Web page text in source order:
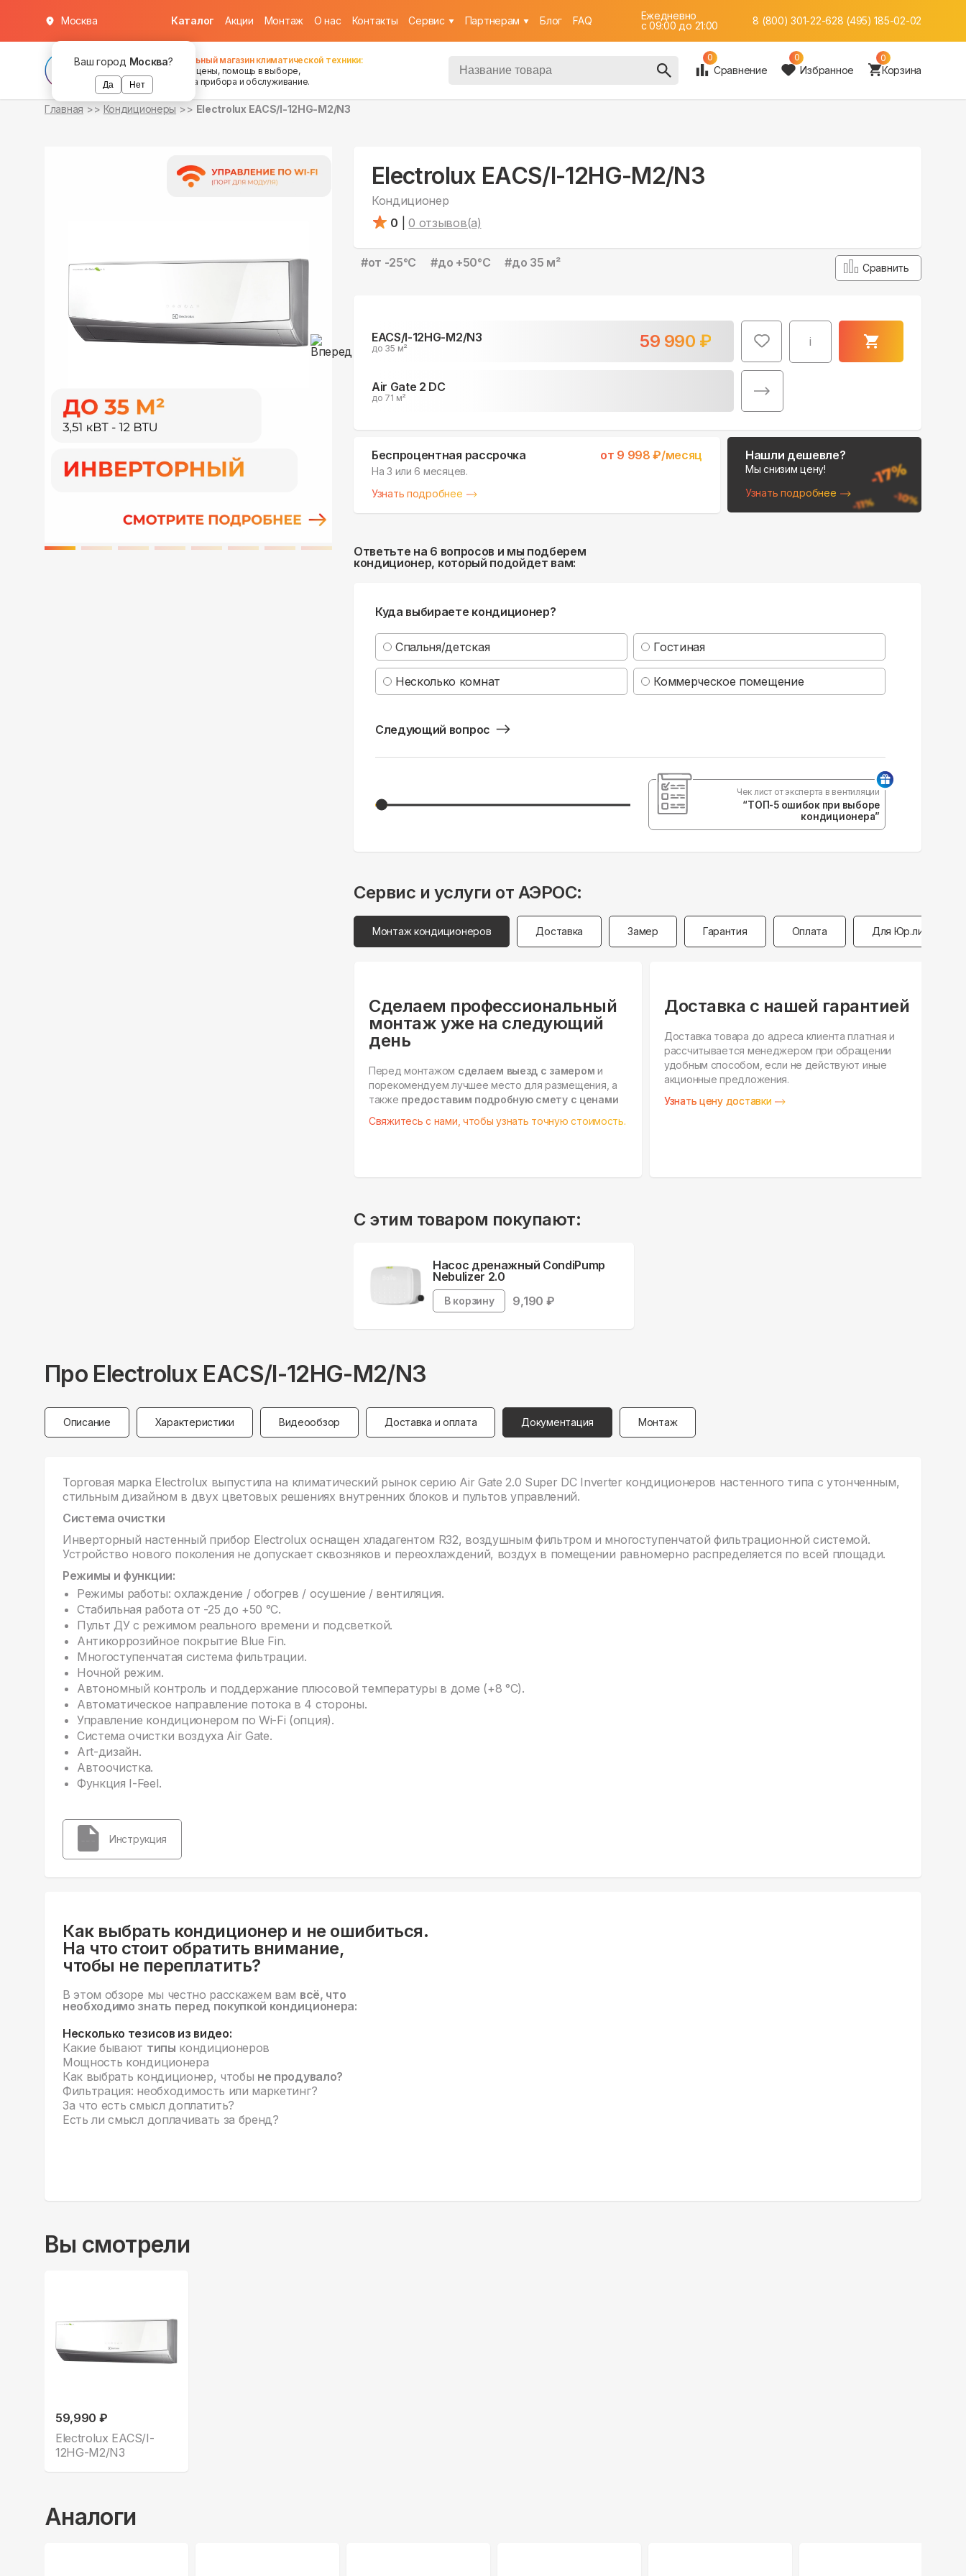
Ваш город Москва?
Да Нет
Москва Каталог Акции Монтаж О нас Контакты Cервис Партнерам Блог FAQ
Ежедневно
c 09:00 до 21:00
8 (800) 301-22-628 (495) 185-02-02
Федеральный магазин климатической техники:
хорошие цены, помощь в выборе,
установка прибора и обслуживание.
0
Сравнение
0
Избранное
0
Корзина
Главная Кондиционеры Electrolux EACS/I-12HG-M2/N3
Поможем выбрать
место для монтажа:
В Telegram
Electrolux EACS/I-12HG-M2/N3
Кондиционер
0
0 отзывов(а)
#от -25°С #до +50°С #до 35 м² Сравнить
EACS/I-12HG-M2/N3
до 35 м² 59 990 ₽ i
в наличии
Air Gate 2 DC
до 71 м²
в наличии
Беспроцентная рассрочка от 9 998 ₽/месяц
На 3 или 6 месяцев.
Узнать подробнее
Нашли дешевле?
Мы снизим цену!
Узнать подробнее
Ответьте на 6 вопросов и мы подберем
кондиционер, который подойдет вам:
Куда выбираете кондиционер?
Спальня/детская Гостиная
Несколько комнат Коммерческое помещение
Следующий вопрос
Чек лист от эксперта в вентиляции
“ТОП-5 ошибок при выборе
кондиционера”
Сервис и услуги от АЭРОС:
Монтаж кондиционеров Доставка Замер Гарантия Оплата Для Юр.лиц
Сделаем профессиональный
монтаж уже на следующий
день
Перед монтажом сделаем выезд с замером и
порекомендуем лучшее место для размещения, а
также предоставим подробную смету с ценами
Свяжитесь с нами, чтобы узнать точную стоимость.
Доставка с нашей гарантией
Доставка товара до адреса клиента платная и
рассчитывается менеджером при обращении
удобным способом, если не действуют иные
акционные предложения.
Узнать цену доставки
С этим товаром покупают:
Насос дренажный CondiPump
Nebulizer 2.0
В корзину 9,190 ₽
Про Electrolux EACS/I-12HG-M2/N3
Описание Характеристики Видеообзор Доставка и оплата Документация Монтаж
Торговая марка Electrolux выпустила на климатический рынок серию Air Gate 2.0 Super DC Inverter кондиционеров настенного типа с утонченным,
стильным дизайном в двух цветовых решениях внутренних блоков и пультов управлений.
Система очистки
Инверторный настенный прибор Electrolux оснащен хладагентом R32, воздушным фильтром и многоступенчатой фильтрационной системой.
Устройство нового поколения не допускает сквозняков и переохлаждений, воздух в помещении равномерно распределяется по всей площади.
Режимы и функции:
Режимы работы: охлаждение / обогрев / осушение / вентиляция.
Стабильная работа от -25 до +50 °C.
Пульт ДУ с режимом реального времени и подсветкой.
Антикоррозийное покрытие Blue Fin.
Многоступенчатая система фильтрации.
Ночной режим.
Автономный контроль и поддержание плюсовой температуры в доме (+8 °C).
Автоматическое направление потока в 4 стороны.
Управление кондиционером по Wi-Fi (опция).
Система очистки воздуха Air Gate.
Art-дизайн.
Автоочистка.
Функция I-Feel.
Инструкция
Как выбрать кондиционер и не ошибиться.
На что стоит обратить внимание,
чтобы не переплатить?
В этом обзоре мы честно расскажем вам всё, что
необходимо знать перед покупкой кондиционера:
Несколько тезисов из видео:
Какие бывают типы кондиционеров
Мощность кондиционера
Как выбрать кондиционер, чтобы не продувало?
Фильтрация: необходимость или маркетинг?
За что есть смысл доплатить?
Есть ли смысл доплачивать за бренд?
Вы смотрели
59,990 ₽
Electrolux EACS/I-
12HG-M2/N3
Аналоги